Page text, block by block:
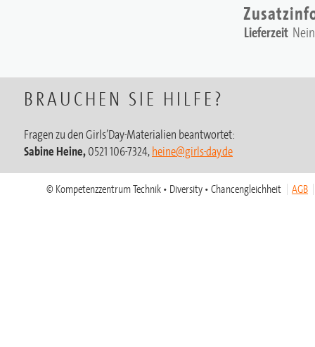
Lieferzeit Nein
BRAUCHEN SIE HILFE?
Fragen zu den Girls’Day-Materialien beantwortet:
Sabine Heine,0521 106-7324,heine@girls-day.de
© Kompetenzzentrum Technik • Diversity • Chancengleichheit AGB